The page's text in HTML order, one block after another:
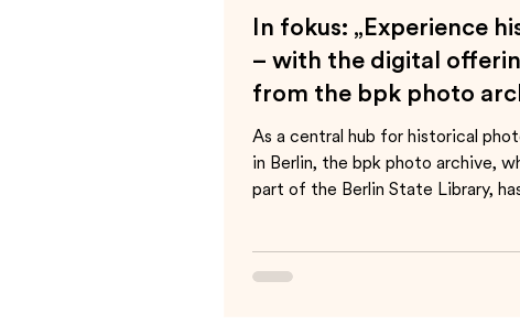
In fokus: „Experience
– with the digital
from the bpk photo
As a central hub for historical
in Berlin, the bpk photo archive,
part of the Berlin State Library,